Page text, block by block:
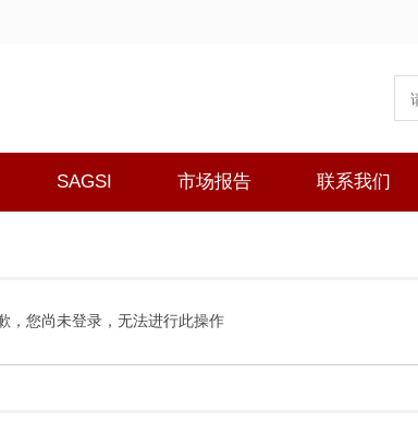
SAGSI 市场报告 联系我们
，您尚未登录，无法进行此操作